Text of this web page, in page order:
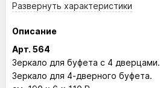
Развернуть характеристики
Описание
Арт. 564
Зеркало для буфета с 4 дверцами.
Зеркало для 4-дверного буфета.